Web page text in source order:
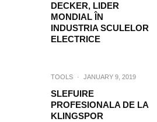
DECKER, LIDER
MONDIAL ÎN
INDUSTRIA SCULELOR
ELECTRICE
TOOLS · JANUARY 9, 2019
SLEFUIRE
PROFESIONALA DE LA
KLINGSPOR